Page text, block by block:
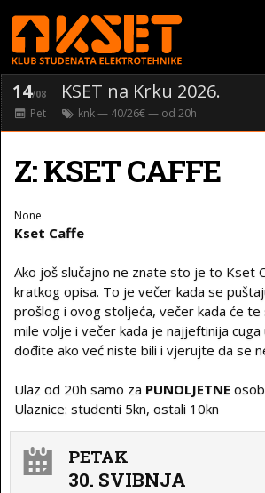
14/08 KSET na Krku 2026.
Pet knk— 40/26€ — od 20h
Z: KSET CAFFE
None
Kset Caffe
Ako još slučajno ne znate sto je to Kset
kratkog opisa. To je večer kada se
prošlog i ovog stoljeća, večer kada će te
mile volje i večer kada je najjeftinija
dođite ako već niste bili i vjerujte da se
Ulaz od 20h samo za PUNOLJETNE
Ulaznice: studenti 5kn, ostali 10kn
PETAK
30. SVIBNJA